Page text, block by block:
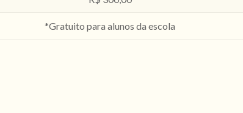
*Gratuito para alunos da escola